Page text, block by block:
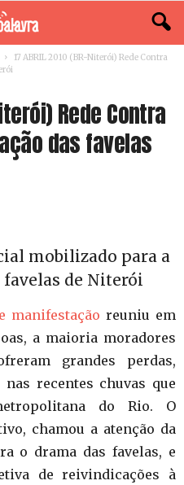
17 ABRIL 2010 (BR-Niterói) Rede Contra
Rede Contra
das favelas
mobilizado para a
de Niterói
manifestação reuniu em
a maioria moradores
grandes perdas,
recentes chuvas que
do Rio. O
chamou a atenção da
o drama das favelas, e
de reivindicações à